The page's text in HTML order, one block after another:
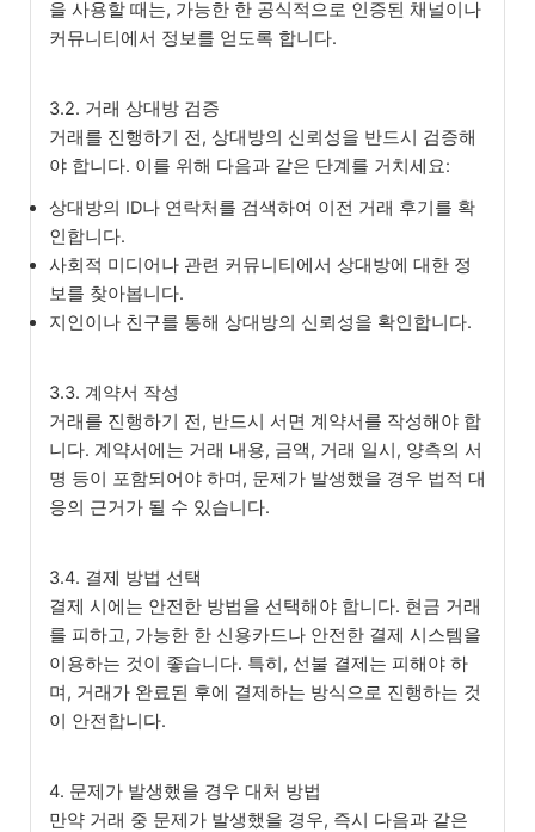
을 사용할 때는, 가능한 한 공식적으로 인증된 채널이나
커뮤니티에서 정보를 얻도록 합니다.
3.2. 거래 상대방 검증
거래를 진행하기 전, 상대방의 신뢰성을 반드시 검증해
야 합니다. 이를 위해 다음과 같은 단계를 거치세요:
상대방의 ID나 연락처를 검색하여 이전 거래 후기를 확
인합니다.
사회적 미디어나 관련 커뮤니티에서 상대방에 대한 정
보를 찾아봅니다.
지인이나 친구를 통해 상대방의 신뢰성을 확인합니다.
3.3. 계약서 작성
거래를 진행하기 전, 반드시 서면 계약서를 작성해야 합
니다. 계약서에는 거래 내용, 금액, 거래 일시, 양측의 서
명 등이 포함되어야 하며, 문제가 발생했을 경우 법적 대
응의 근거가 될 수 있습니다.
3.4. 결제 방법 선택
결제 시에는 안전한 방법을 선택해야 합니다. 현금 거래
를 피하고, 가능한 한 신용카드나 안전한 결제 시스템을
이용하는 것이 좋습니다. 특히, 선불 결제는 피해야 하
며, 거래가 완료된 후에 결제하는 방식으로 진행하는 것
이 안전합니다.
4. 문제가 발생했을 경우 대처 방법
만약 거래 중 문제가 발생했을 경우, 즉시 다음과 같은